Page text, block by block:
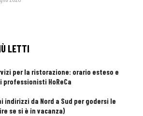
LETTI
per la ristorazione: orario esteso e
HoReCa
indirizzi da Nord a Sud per godersi le
se si è in vacanza)